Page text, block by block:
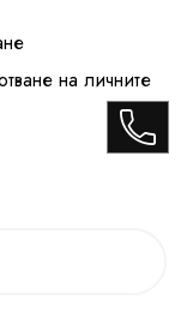
на личните